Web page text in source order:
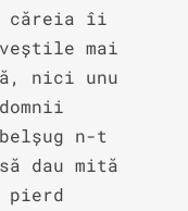
căreia îi
mai
nici unu
n-t
dau mită